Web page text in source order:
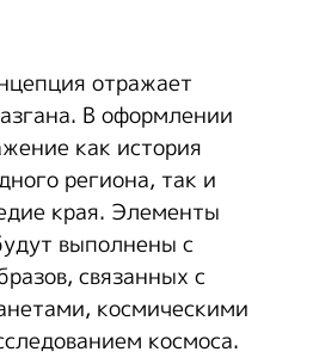
отражает
В оформлении
как история
региона, так и
края. Элементы
выполнены с
связанных с
космическими
космоса.